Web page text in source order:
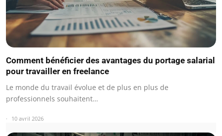
Comment bénéficier des avantages du portage salarial
pour travailler en freelance
Le monde du travail évolue et de plus en plus de
professionnels souhaitent…
10 avril 2026